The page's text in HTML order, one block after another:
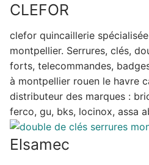
CLEFOR
clefor quincaillerie
montpellier. Serrures, clés,
forts, telecommandes,
à montpellier rouen le havre
distributeur des marques :
ferco, gu, bks, locinox, assa
Elsamec